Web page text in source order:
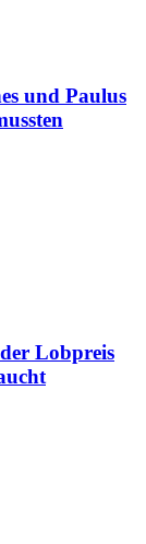
und Paulus
Lobpreis